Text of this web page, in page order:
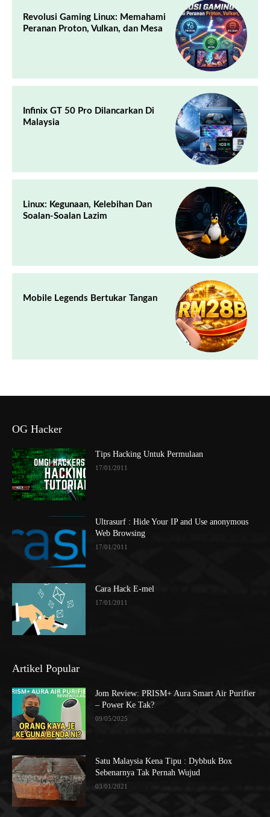
Revolusi Gaming Linux: Memahami
Peranan Proton, Vulkan, dan Mesa
Infinix GT 50 Pro Dilancarkan Di
Malaysia
Linux: Kegunaan, Kelebihan Dan
Soalan-Soalan Lazim
Mobile Legends Bertukar Tangan
OG Hacker
Tips Hacking Untuk Permulaan
17/01/2011
Ultrasurf : Hide Your IP and Use anonymous
Web Browsing
17/01/2011
Cara Hack E-mel
17/01/2011
Artikel Popular
Jom Review: PRISM+ Aura Smart Air Purifier
– Power Ke Tak?
09/05/2025
Satu Malaysia Kena Tipu : Dybbuk Box
Sebenarnya Tak Pernah Wujud
03/01/2021